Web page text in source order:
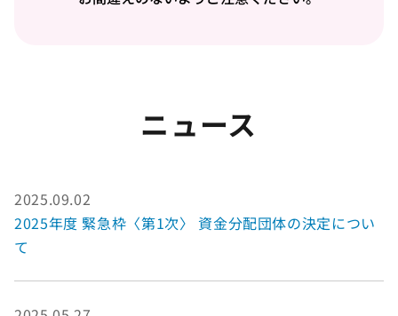
ニュース
2025.09.02
2025年度 緊急枠〈第1次〉 資金分配団体の決定につい
て